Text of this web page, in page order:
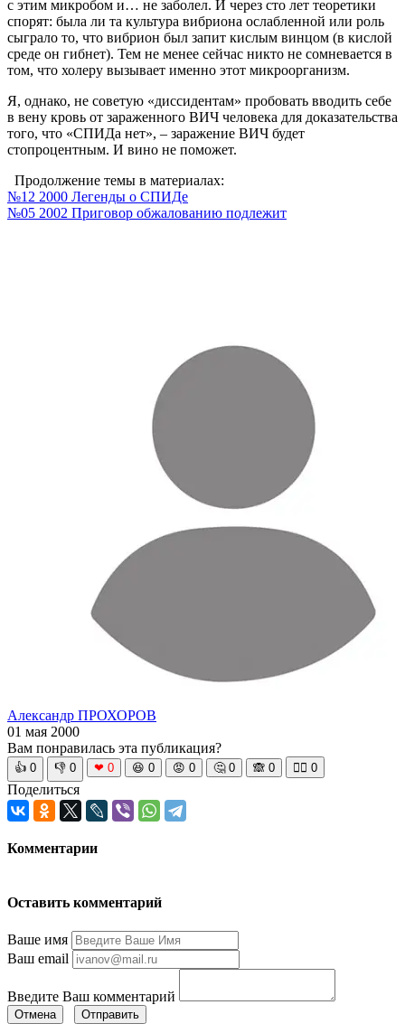
с этим микробом и… не заболел. И через сто лет теоретики
спорят: была ли та культура вибриона ослабленной или роль
сыграло то, что вибрион был запит кислым винцом (в кислой
среде он гибнет). Тем не менее сейчас никто не сомневается в
том, что холеру вызывает именно этот микроорганизм.
Я, однако, не советую «диссидентам» пробовать вводить себе
в вену кровь от зараженного ВИЧ человека для доказательства
того, что «СПИДа нет», – заражение ВИЧ будет
стопроцентным. И вино не поможет.
Продолжение темы в материалах:
№12 2000 Легенды о СПИДе
№05 2002 Приговор обжалованию подлежит
Александр ПРОХОРОВ
01 мая 2000
Вам понравилась эта публикация?
👍 0 👎 0 ❤ 0 😆 0 😡 0 🤔 0 🙈 0 🧘‍♀️ 0
Поделиться
Комментарии
Оставить комментарий
Ваше имя
Ваш email
Введите Ваш комментарий
Отмена Отправить